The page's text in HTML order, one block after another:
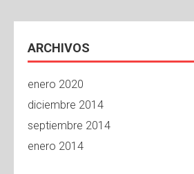
ARCHIVOS
enero 2020
diciembre 2014
septiembre 2014
enero 2014